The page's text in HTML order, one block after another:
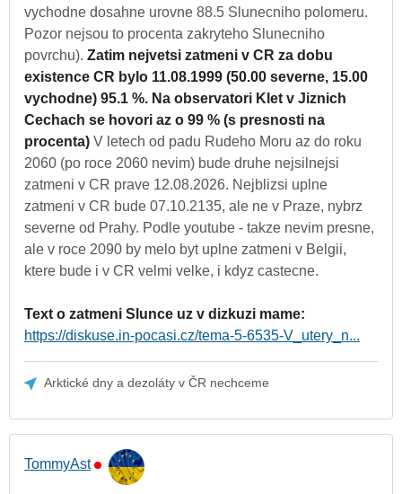
vychodne dosahne urovne 88.5 Slunecniho polomeru.
Pozor nejsou to procenta zakryteho Slunecniho
povrchu). Zatim nejvetsi zatmeni v CR za dobu
existence CR bylo 11.08.1999 (50.00 severne, 15.00
vychodne) 95.1 %. Na observatori Klet v Jiznich
Cechach se hovori az o 99 % (s presnosti na
procenta) V letech od padu Rudeho Moru az do roku
2060 (po roce 2060 nevim) bude druhe nejsilnejsi
zatmeni v CR prave 12.08.2026. Nejblizsi uplne
zatmeni v CR bude 07.10.2135, ale ne v Praze, nybrz
severne od Prahy. Podle youtube - takze nevim presne,
ale v roce 2090 by melo byt uplne zatmeni v Belgii,
ktere bude i v CR velmi velke, i kdyz castecne.
Text o zatmeni Slunce uz v dizkuzi mame:
https://diskuse.in-pocasi.cz/tema-5-6535-V_utery_n...
Arktické dny a dezoláty v ČR nechceme
TommyAst